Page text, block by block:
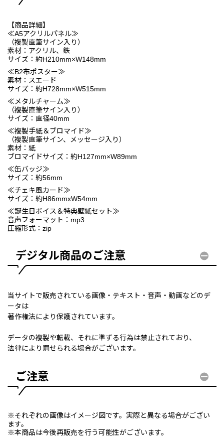
【商品詳細】
≪A5アクリルパネル≫
（複製直筆サイン入り）
素材：アクリル、鉄
サイズ：約H210mm×W148mm
≪B2布ポスター≫
素材：スエード
サイズ：約H728mm×W515mm
≪メタルチャーム≫
（複製直筆サイン入り）
サイズ：直径40mm
≪複製手紙＆ブロマイド≫
（複製直筆サイン、メッセージ入り）
素材：紙
ブロマイドサイズ：約H127mm×W89mm
≪缶バッジ≫
サイズ：約56mm
≪チェキ風カード≫
サイズ：約H86mmxW54mm
≪誕生日ボイス＆特典壁紙セット≫
音声フォーマット：mp3
圧縮形式：zip
デジタル商品のご注意
当サイトで販売されている画像・テキスト・音声・動画などのデ
ータは
著作権法により保護されています。
データの複製や転載、それに準ずる行為は禁止されており、
法律により罰せられる場合がございます。
ご注意
※それぞれの画像はイメージ図です。実際と異なる場合がござい
ます。
※本商品は今後再販売を行う可能性がございます。